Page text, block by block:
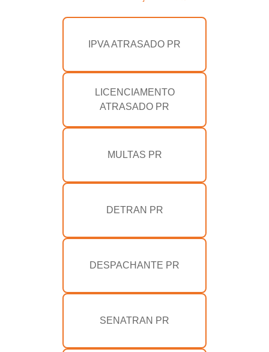
IPVA ATRASADO PR
LICENCIAMENTO
ATRASADO PR
MULTAS PR
DETRAN PR
DESPACHANTE PR
SENATRAN PR